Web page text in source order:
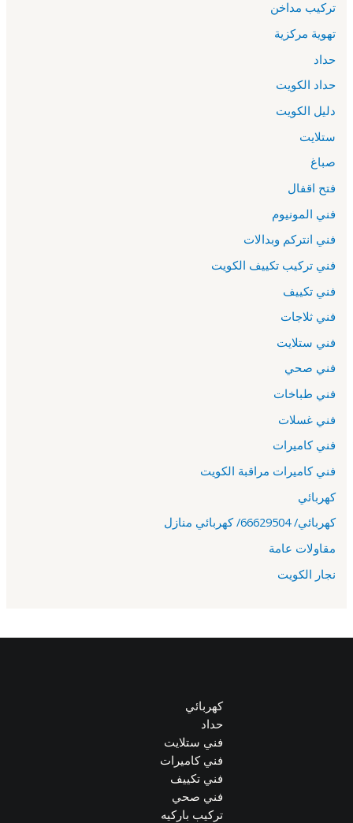
تركيب مداخن
تهوية مركزية
حداد
حداد الكويت
دليل الكويت
ستلايت
صباغ
فتح اقفال
فني المونيوم
فني انتركم وبدالات
فني تركيب تكييف الكويت
فني تكييف
فني ثلاجات
فني ستلايت
فني صحي
فني طباخات
فني غسلات
فني كاميرات
فني كاميرات مراقبة الكويت
كهربائي
كهربائي/ 66629504/ كهربائي منازل
مقاولات عامة
نجار الكويت
كهربائي
حداد
فني ستلايت
فني كاميرات
فني تكييف
فني صحي
تركيب باركيه